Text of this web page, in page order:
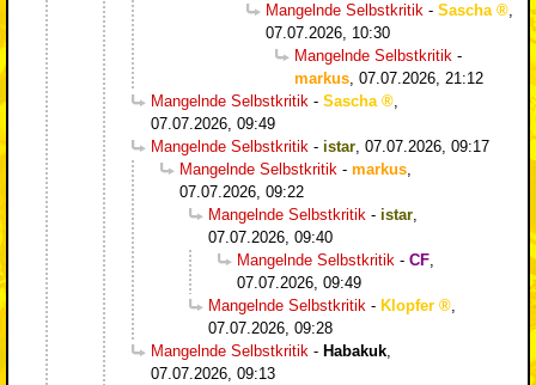
Mangelnde Selbstkritik - Sascha
,
07.07.2026, 10:30
Mangelnde Selbstkritik -
markus, 07.07.2026, 21:12
Mangelnde Selbstkritik - Sascha
,
07.07.2026, 09:49
Mangelnde Selbstkritik - istar, 07.07.2026, 09:17
Mangelnde Selbstkritik - markus,
07.07.2026, 09:22
Mangelnde Selbstkritik - istar,
07.07.2026, 09:40
Mangelnde Selbstkritik - CF,
07.07.2026, 09:49
Mangelnde Selbstkritik - Klopfer
,
07.07.2026, 09:28
Mangelnde Selbstkritik - Habakuk,
07.07.2026, 09:13